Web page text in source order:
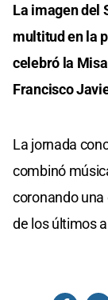
La imagen del
multitud en la
celebró la
Francisco
La jornada
combinó
coronando
de los últimos